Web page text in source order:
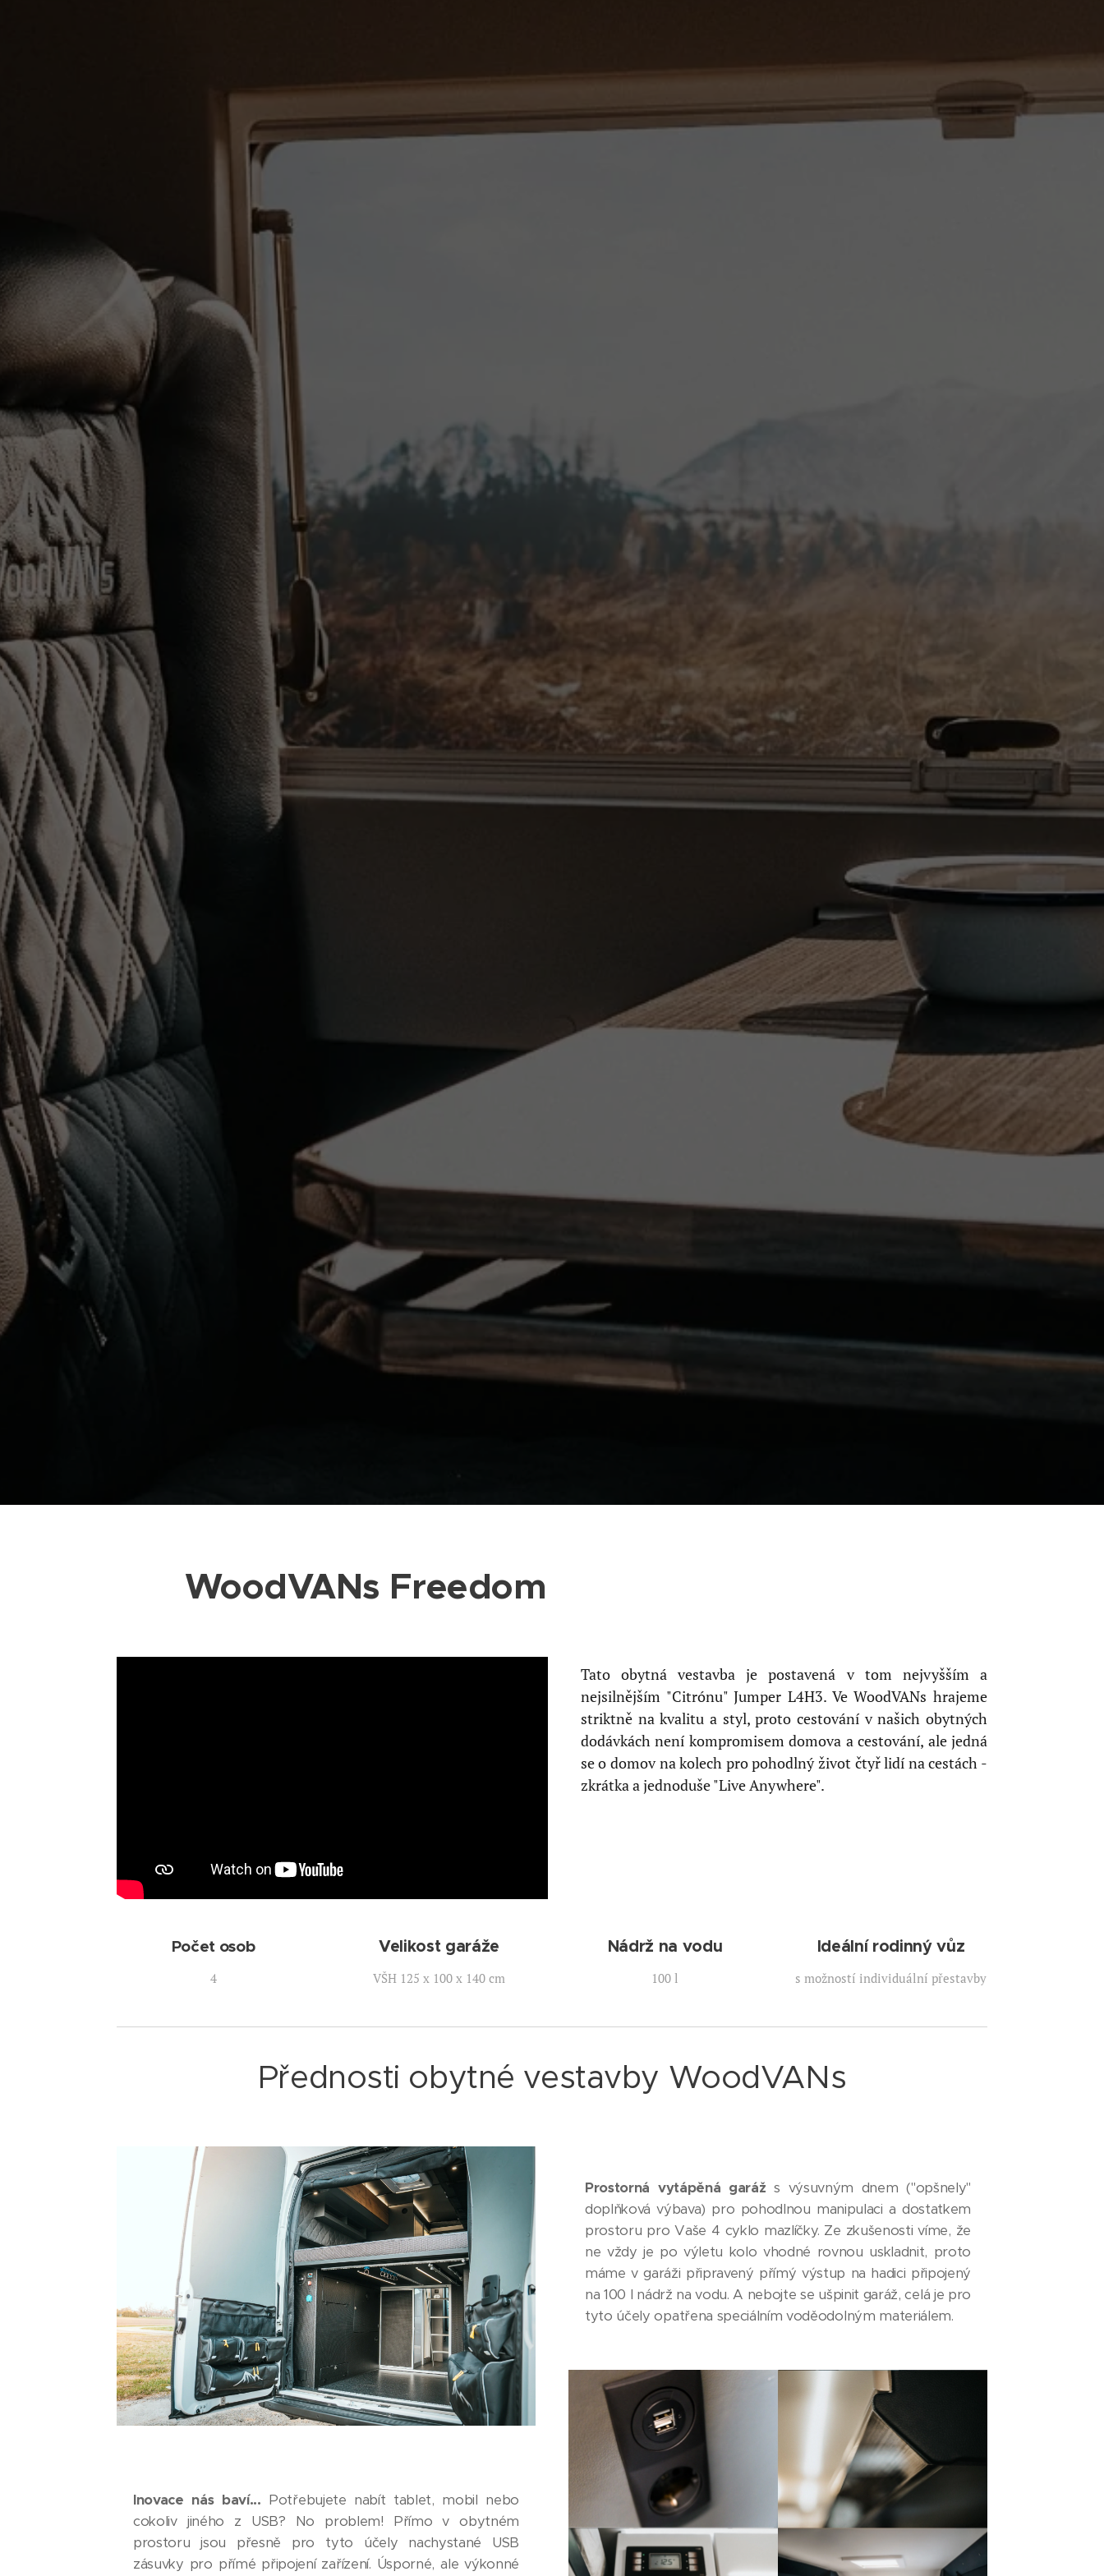
WoodVANs Freedom
Tato obytná vestavba je postavená v tom nejvyšším a
nejsilnějším "Citrónu" Jumper L4H3. Ve WoodVANs hrajeme
striktně na kvalitu a styl, proto cestování v našich obytných
dodávkách není kompromisem domova a cestování, ale jedná
se o domov na kolech pro pohodlný život čtyř lidí na cestách -
zkrátka a jednoduše "Live Anywhere".
Počet osob
4
Velikost garáže
VŠH 125 x 100 x 140 cm
Nádrž na vodu
100 l
Ideální rodinný vůz
s možností individuální přestavby
Přednosti obytné vestavby WoodVANs
Inovace nás baví... Potřebujete nabít tablet, mobil nebo
cokoliv jiného z USB? No problem! Přímo v obytném
prostoru jsou přesně pro tyto účely nachystané USB
zásuvky pro přímé připojení zařízení. Úsporné, ale výkonné
Prostorná vytápěná garáž s výsuvným dnem ("opšnely"
doplňková výbava) pro pohodlnou manipulaci a dostatkem
prostoru pro Vaše 4 cyklo mazlíčky. Ze zkušenosti víme, že
ne vždy je po výletu kolo vhodné rovnou uskladnit, proto
máme v garáži připravený přímý výstup na hadici připojený
na 100 l nádrž na vodu. A nebojte se ušpinit garáž, celá je pro
tyto účely opatřena speciálním voděodolným materiálem.